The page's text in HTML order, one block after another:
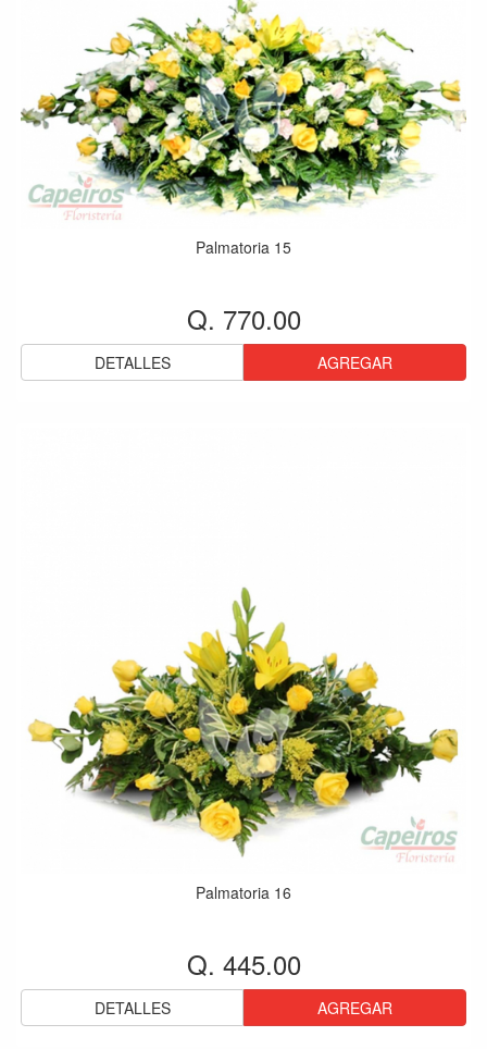
Palmatoria 15
Q. 770.00
DETALLES AGREGAR
Palmatoria 16
Q. 445.00
DETALLES AGREGAR